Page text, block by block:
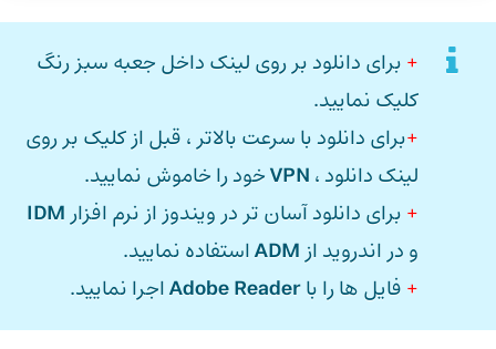
+ برای دانلود بر روی لینک داخل جعبه سبز رنگ
کلیک نمایید.
+برای دانلود با سرعت بالاتر ، قبل از کلیک بر روی
لینک دانلود ، VPNخود را خاموش نمایید.
+ برای دانلود آسان تر در ویندوز از نرم افزار IDM
و در اندروید از ADMاستفاده نمایید.
+ فایل ها را باAdobe Readerاجرا نمایید.